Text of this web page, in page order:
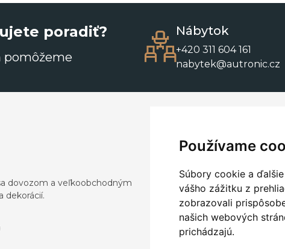
Používame
Súbory cookie a
vášho zážitku z
zobrazovali
našich webových
prichádzajú.
poradiť?
pomôžeme
Nábytok
+420 311 604 161
nabytek@autronic.cz
dovozom a veľkoobchodným
dekorácií.